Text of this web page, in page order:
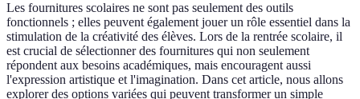
Les fournitures scolaires ne sont pas seulement des outils
fonctionnels ; elles peuvent également jouer un rôle essentiel dans la
stimulation de la créativité des élèves. Lors de la rentrée scolaire, il
est crucial de sélectionner des fournitures qui non seulement
répondent aux besoins académiques, mais encouragent aussi
l'expression artistique et l'imagination. Dans cet article, nous allons
explorer des options variées qui peuvent transformer un simple